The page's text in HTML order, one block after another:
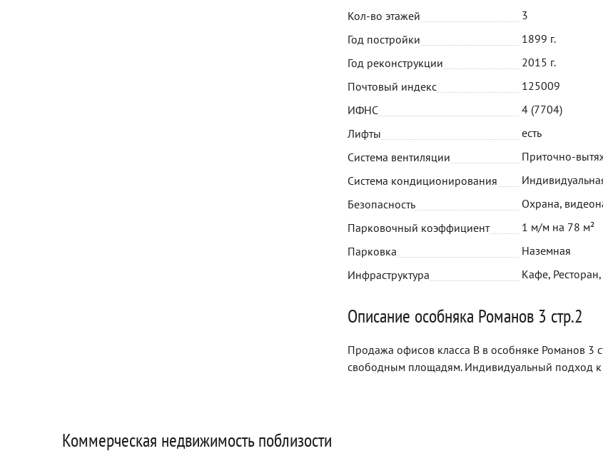
Кол-во этажей
3
Год постройки
1899 г.
Год реконструкции
2015 г.
Почтовый индекс
125009
ИФНС
4 (7704)
Лифты
есть
Система вентиляции
Приточно-
Система кондиционирования
Безопасность
Охрана,
Парковочный коэффициент
1 м/м на 78 м²
Парковка
Наземная
Инфраструктура
Кафе,
Описание особняка Романов 3 стр.2
Продажа офисов класса B в особняке Романов 3
свободным площадям. Индивидуальный подход
Коммерческая недвижимость поблизости